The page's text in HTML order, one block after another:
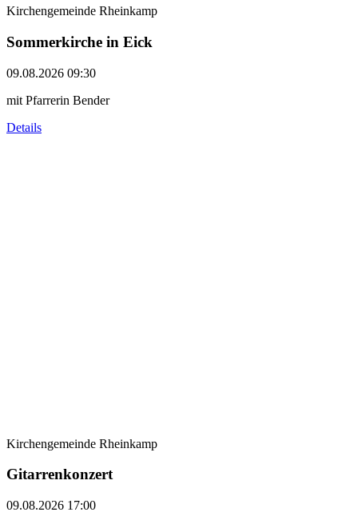
Kirchengemeinde Rheinkamp
Sommerkirche in Eick
09.08.2026 09:30
mit Pfarrerin Bender
Details
Kirchengemeinde Rheinkamp
Gitarrenkonzert
09.08.2026 17:00